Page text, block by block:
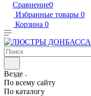
Сравнение0
Избранные товары 0
Корзина 0
Везде
По всему сайту
По каталогу